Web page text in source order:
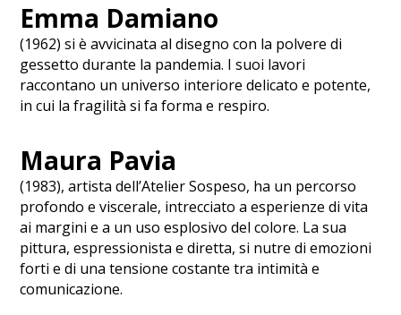
Emma Damiano
(1962) si è avvicinata al disegno con la polvere di
gessetto durante la pandemia. I suoi lavori
raccontano un universo interiore delicato e potente,
in cui la fragilità si fa forma e respiro.
Maura Pavia
(1983), artista dell’Atelier Sospeso, ha un percorso
profondo e viscerale, intrecciato a esperienze di vita
ai margini e a un uso esplosivo del colore. La sua
pittura, espressionista e diretta, si nutre di emozioni
forti e di una tensione costante tra intimità e
comunicazione.